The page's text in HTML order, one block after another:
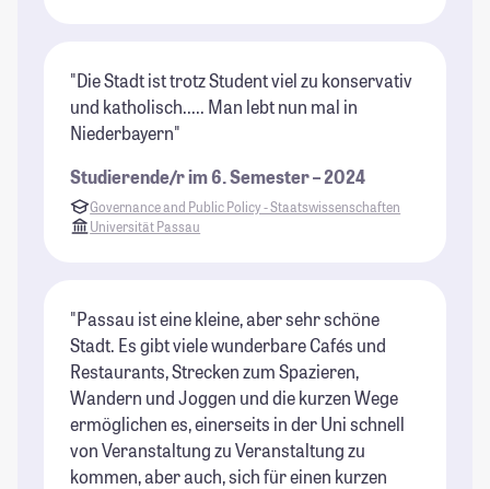
"Die Stadt ist trotz Student viel zu konservativ
und katholisch..... Man lebt nun mal in
Niederbayern"
Studierende/r im 6. Semester – 2024
Governance and Public Policy - Staatswissenschaften
Universität Passau
"Passau ist eine kleine, aber sehr schöne
Stadt. Es gibt viele wunderbare Cafés und
Restaurants, Strecken zum Spazieren,
Wandern und Joggen und die kurzen Wege
ermöglichen es, einerseits in der Uni schnell
von Veranstaltung zu Veranstaltung zu
kommen, aber auch, sich für einen kurzen